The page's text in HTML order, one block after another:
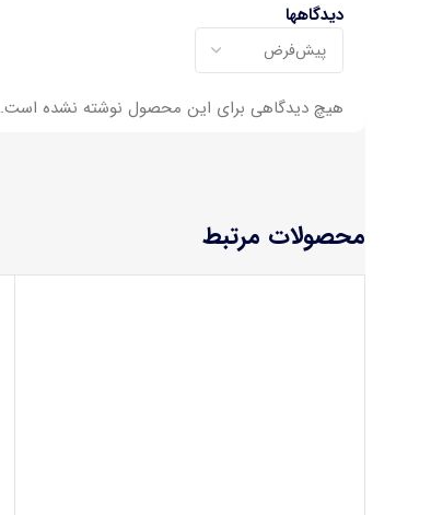
دیدگاهها
هیچ دیدگاهی برای این محصول نوشته نشده است.
محصولات مرتبط